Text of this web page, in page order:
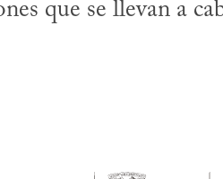
que se llevan a